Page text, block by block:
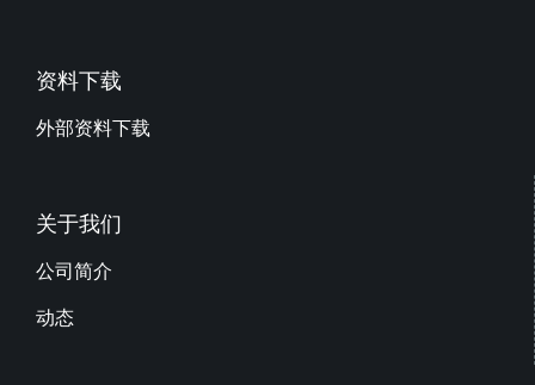
资料下载
外部资料下载
关于我们
公司简介
动态